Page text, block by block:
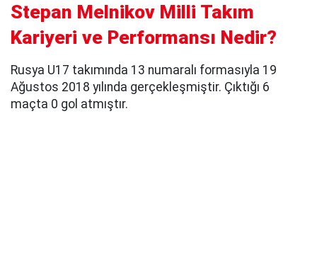
Stepan Melnikov Milli Takım
Kariyeri ve Performansı Nedir?
Rusya U17 takımında 13 numaralı formasıyla 19
Ağustos 2018 yılında gerçekleşmiştir. Çıktığı 6
maçta 0 gol atmıştır.